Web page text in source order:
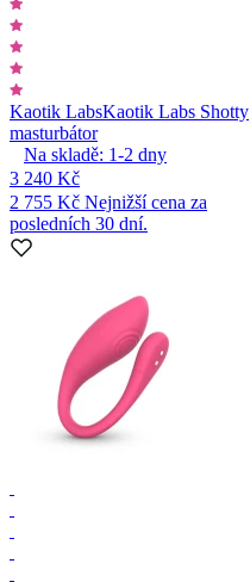
Kaotik LabsKaotik Labs Shotty
masturbátor
Na skladě: 1-2 dny
3 240 Kč
2 755 Kč Nejnižší cena za
posledních 30 dní.